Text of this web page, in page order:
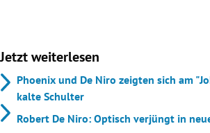
Jetzt weiterlesen
Phoenix und De Niro zeigten sich am
kalte Schulter
Robert De Niro: Optisch verjüngt in